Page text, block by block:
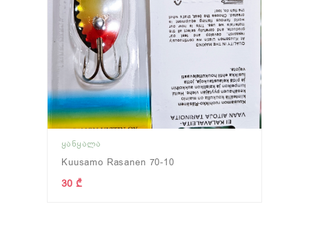
ᲧᲐᲜᲧᲐᲚᲐ
Kuusamo Rasanen 70-10
30 ₾